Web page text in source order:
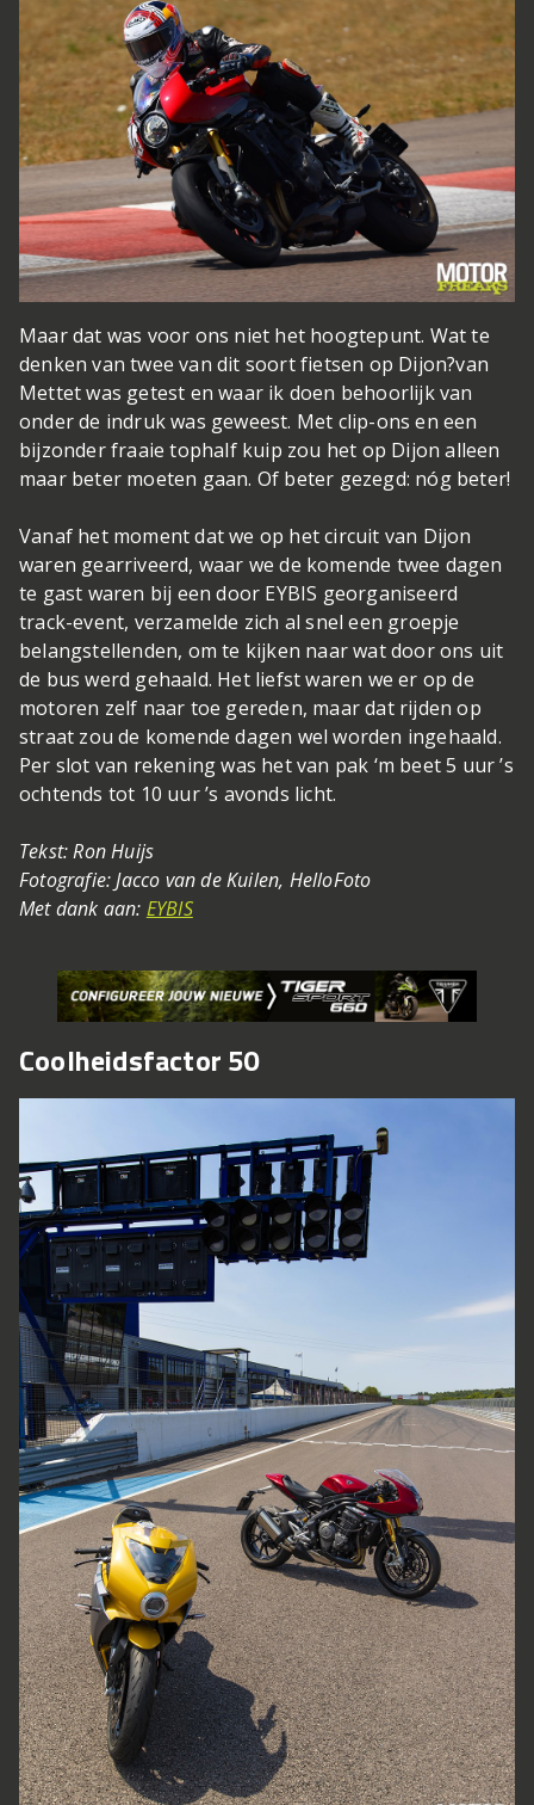
Maar dat was voor ons niet het hoogtepunt. Wat te
denken van twee van dit soort fietsen op Dijon?van
Mettet was getest en waar ik doen behoorlijk van
onder de indruk was geweest. Met clip-ons en een
bijzonder fraaie tophalf kuip zou het op Dijon alleen
maar beter moeten gaan. Of beter gezegd: nóg beter!
Vanaf het moment dat we op het circuit van Dijon
waren gearriveerd, waar we de komende twee dagen
te gast waren bij een door EYBIS georganiseerd
track-event, verzamelde zich al snel een groepje
belangstellenden, om te kijken naar wat door ons uit
de bus werd gehaald. Het liefst waren we er op de
motoren zelf naar toe gereden, maar dat rijden op
straat zou de komende dagen wel worden ingehaald.
Per slot van rekening was het van pak ‘m beet 5 uur ’s
ochtends tot 10 uur ’s avonds licht.
Tekst: Ron Huijs
Fotografie: Jacco van de Kuilen, HelloFoto
Met dank aan: EYBIS
Coolheidsfactor 50